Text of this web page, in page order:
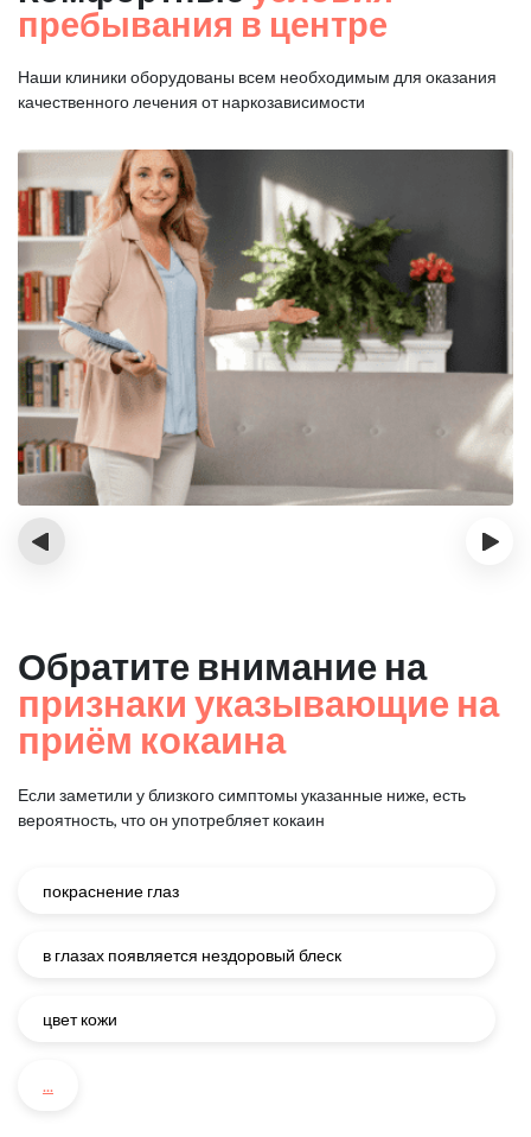
пребывания в центре
Наши клиники оборудованы всем необходимым для оказания
качественного лечения от наркозависимости
‹ ›
Обратите внимание на
признаки указывающие на
приём кокаина
Если заметили у близкого симптомы указанные ниже, есть
вероятность, что он употребляет кокаин
покраснение глаз
в глазах появляется нездоровый блеск
цвет кожи
...